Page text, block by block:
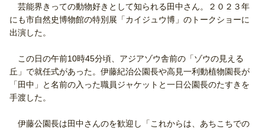
芸能界きっての動物好きとして知られる田中さん。２０２３年
にも市自然史博物館の特別展「カイジュウ博」のトークショーに
出演した。
この日の午前10時45分頃、アジアゾウ舎前の「ゾウの見える
丘」で就任式があった。伊藤紀治公園長や高見一利動植物園長が
「田中」と名前の入った職員ジャケットと一日公園長のたすきを
手渡した。
伊藤公園長は田中さんのを歓迎し「これからは、あちこちでの